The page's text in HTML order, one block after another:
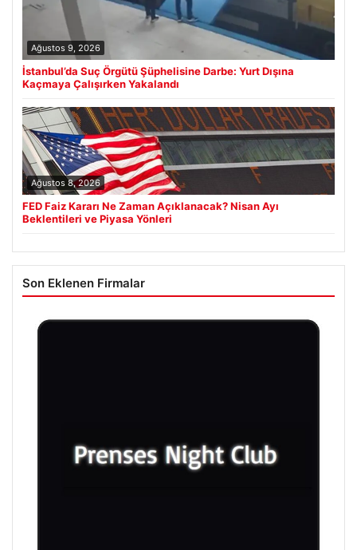
Ağustos 9, 2026
İstanbul’da Suç Örgütü Şüphelisine Darbe: Yurt Dışına
Kaçmaya Çalışırken Yakalandı
Ağustos 8, 2026
FED Faiz Kararı Ne Zaman Açıklanacak? Nisan Ayı
Beklentileri ve Piyasa Yönleri
Son Eklenen Firmalar